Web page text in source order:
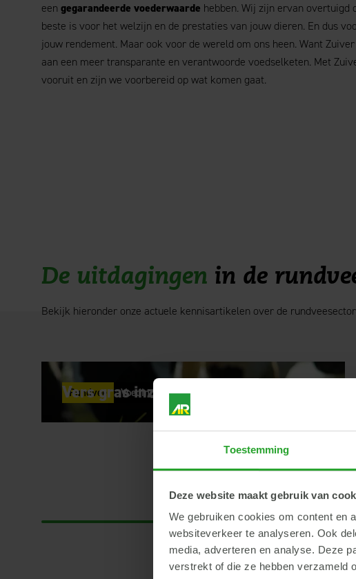
Toestemming
Deze website maakt gebruik van
We gebruiken cookies om content en
websiteverkeer te analyseren. Ook
media, adverteren en analyse. Deze
verstrekt of die ze hebben verzameld
een gegarandeerde voederwaarde hebben. Wij zijn ervan overtuigd
beste is voor het welzijn en de prestaties van jouw dieren. En dus
jouw rendement. Maar ook voor de wereld om ons heen. Want
aan een meer transparante en verantwoorde voedselketen. Met
vooruit en zijn we voorbereid op wat komen gaat.
De uitdagingen in de
Bekijk hieronder onze actuele kennisartikelen over de
Rundvee Voeding
Vers gras inzicht